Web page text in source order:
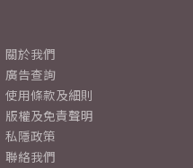
關於我們
廣告查詢
使用條款及細則
版權及免責聲明
私隱政策
聯絡我們